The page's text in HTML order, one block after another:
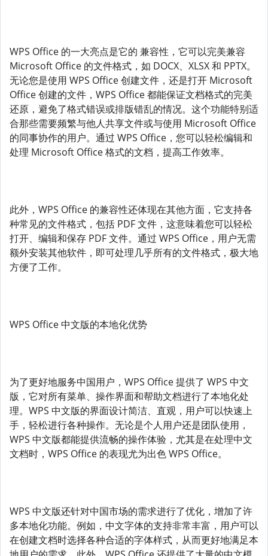
WPS Office 的一大亮点是它的 兼容性，它可以完美兼容
Microsoft Office 的文件格式，如 DOCX、XLSX 和 PPTX。
无论您是使用 WPS Office 创建文件，还是打开 Microsoft
Office 创建的文件，WPS Office 都能保证文档格式的完美
还原，避免了格式错误或排版错乱的情况。这个功能特别适
合那些需要频繁与他人共享文件或与使用 Microsoft Office
的同事协作的用户。通过 WPS Office，您可以轻松编辑和
处理 Microsoft Office 格式的文档，提高工作效率。
此外，WPS Office 的兼容性还体现在其他方面，它支持各
种常见的文件格式，包括 PDF 文件，这意味着您可以轻松
打开、编辑和保存 PDF 文件。通过 WPS Office，用户无需
额外安装其他软件，即可处理几乎所有的文件格式，极大地
方便了工作。
WPS Office 中文版的本地化优势
为了更好地服务中国用户，WPS Office 提供了 WPS 中文
版，它对所有菜单、操作界面和帮助文档进行了本地化处
理。WPS 中文版的界面设计简洁、直观，用户可以快速上
手，轻松进行各种操作。无论是个人用户还是团队使用，
WPS 中文版都能提供流畅的操作体验，尤其是在处理中文
文档时，WPS Office 的表现尤为出色 WPS Office。
WPS 中文版还针对中国市场的需求进行了优化，增加了许
多本地化功能。例如，中文字体的支持非常丰富，用户可以
在创建文档时选择各种合适的字体样式，从而更好地满足本